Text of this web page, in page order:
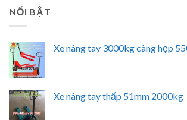
NỔI BẬT
Xe nâng tay 3000kg càng hẹp
Xe nâng tay thấp 51mm 2000kg